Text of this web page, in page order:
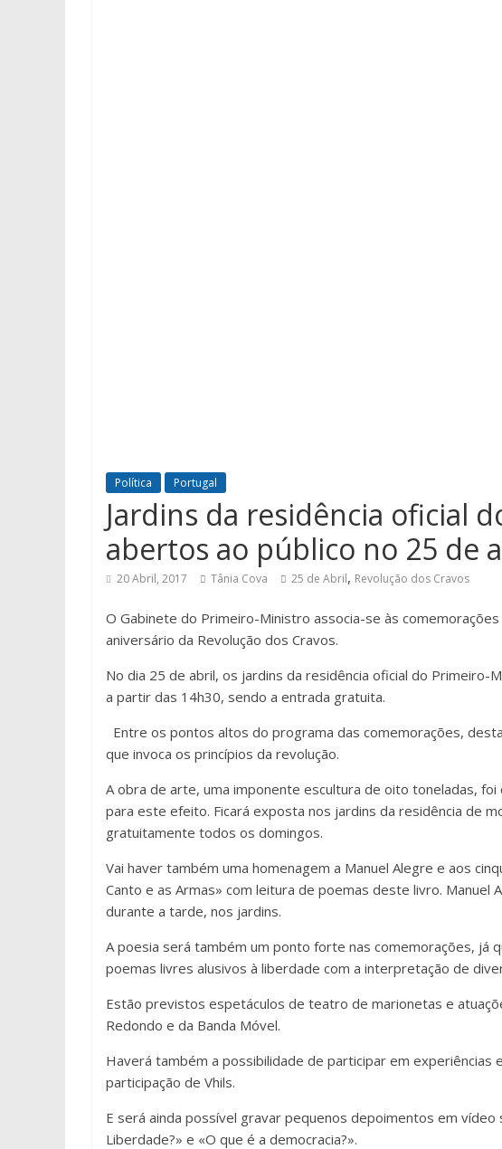
Política Portugal
Jardins da residência oficial
abertos ao público no 25 de
20 Abril, 2017 Tânia Cova 25 de Abril, Revolução dos Cravos
O Gabinete do Primeiro-Ministro associa-se às
aniversário da Revolução dos Cravos.
No dia 25 de abril, os jardins da residência oficial do
a partir das 14h30, sendo a entrada gratuita.
Entre os pontos altos do programa das comemorações,
que invoca os princípios da revolução.
A obra de arte, uma imponente escultura de oito toneladas,
para este efeito. Ficará exposta nos jardins da residência de
gratuitamente todos os domingos.
Vai haver também uma homenagem a Manuel Alegre e aos
Canto e as Armas» com leitura de poemas deste livro.
durante a tarde, nos jardins.
A poesia será também um ponto forte nas comemorações, já
poemas livres alusivos à liberdade com a interpretação de
Estão previstos espetáculos de teatro de marionetas e
Redondo e da Banda Móvel.
Haverá também a possibilidade de participar em
participação de Vhils.
E será ainda possível gravar pequenos depoimentos em vídeo
Liberdade?» e «O que é a democracia?».